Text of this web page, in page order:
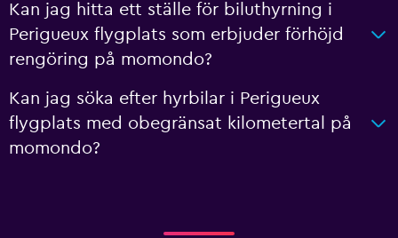
Kan jag hitta ett ställe för biluthyrning i
Perigueux flygplats som erbjuder förhöjd
rengöring på momondo?
Kan jag söka efter hyrbilar i Perigueux
flygplats med obegränsat kilometertal på
momondo?